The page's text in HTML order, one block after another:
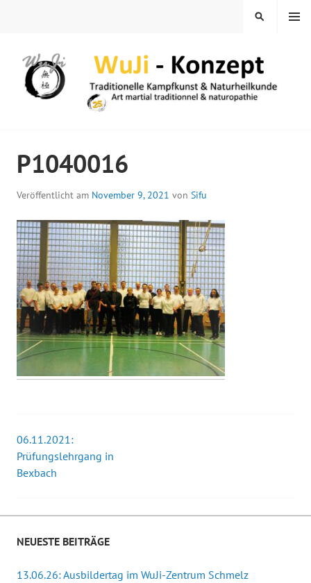
MENÜ
SUCHEN
P1040016
Veröffentlicht am November 9, 2021 von Sifu
Beitrags-
Navigation
06.11.2021:
Prüfungslehrgang in
Bexbach
NEUESTE BEITRÄGE
13.06.26: Ausbildertag im WuJi-Zentrum Schmelz